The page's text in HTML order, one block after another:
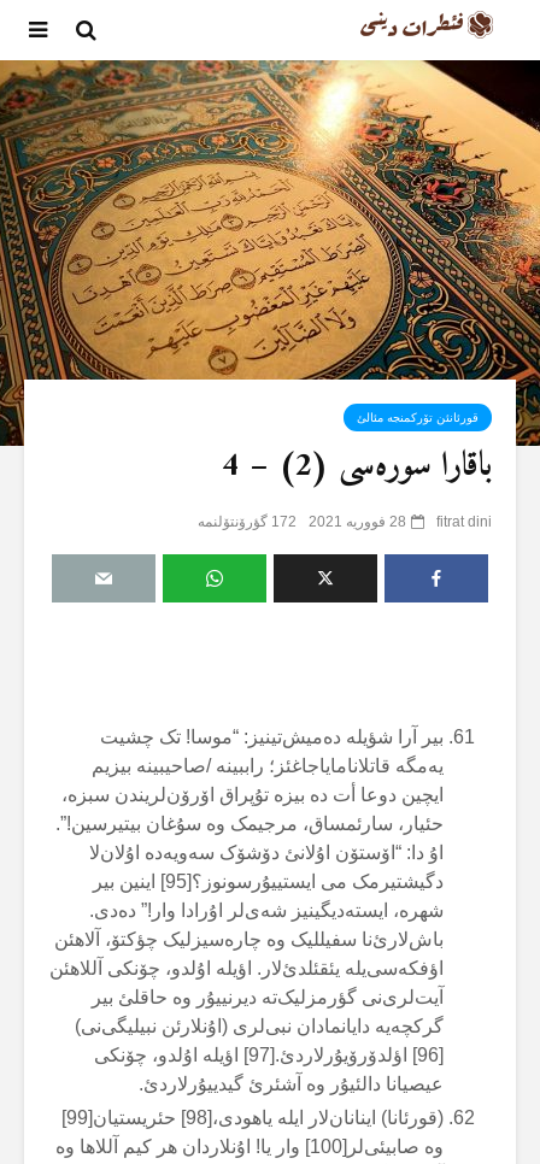
قورئانئن تۆرکمنجە مئالئ
باقارا سورەسی (2) – 4
fitrat dini 28 فووریه 2021 172 گؤرۆنتۆلنمە
بیر آرا شؤیلە دەمیش‌تینیز: “موسا! تک چشیت
یەمگە قاتلانامایاجاغئز؛ راببینە /صاحیبینە بیزیم
ایچین دوعا أت دە بیزە تۇپراق اۆرۆن‌لریندن سبزە،
حئیار، سارئمساق، مرجیمک وە سۇغان بیتیرسین!”.
اۇ دا: “اۆستۆن اۇلانئ دۆشۆک سەویەدە اۇلان‌لا
دگیشتیرمک می ایستییۇرسونوز؟[95] اینین بیر
شهرە، ایستەدیگینیز شەی‌لر اۇرادا وار!” دەدی.
باش‌لارئ‌نا سفیللیک وە چارەسیزلیک چؤکتۆ، آلاهئن
اؤفکەسی‌یلە یئقئلدئ‌لار. اؤیلە اۇلدو، چۆنکی آللاهئن
آیت‌لری‌نی گؤرمزلیک‌تە دیرنییۇر وە حاقلئ ‌بیر
گرکچەیە دایانمادان نبی‌لری (اۇنلارئن نبیلیگی‌نی)
[96] اؤلدۆرۆیۇرلاردئ.[97] اؤیلە اۇلدو، چۆنکی
عیصیانا دالئیۇر وە آشئرئ گیدییۇرلاردئ.
(قورئانا) اینانان‌لار ایلە یاهودی،[98] حئریستیان[99]
وە صابیئی‌لر[100] وار یا! اۇنلاردان هر کیم آللاها وە